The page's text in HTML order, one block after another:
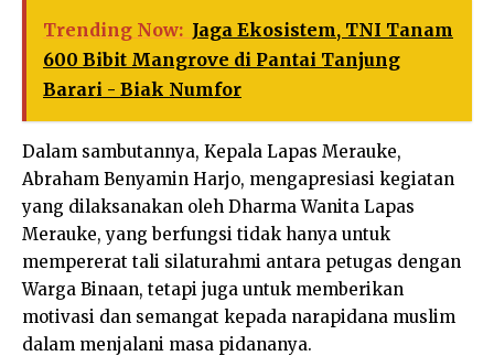
Trending Now: Jaga Ekosistem, TNI Tanam
600 Bibit Mangrove di Pantai Tanjung
Barari - Biak Numfor
Dalam sambutannya, Kepala Lapas Merauke,
Abraham Benyamin Harjo, mengapresiasi kegiatan
yang dilaksanakan oleh Dharma Wanita Lapas
Merauke, yang berfungsi tidak hanya untuk
mempererat tali silaturahmi antara petugas dengan
Warga Binaan, tetapi juga untuk memberikan
motivasi dan semangat kepada narapidana muslim
dalam menjalani masa pidananya.